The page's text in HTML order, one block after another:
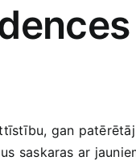
gan
ar​